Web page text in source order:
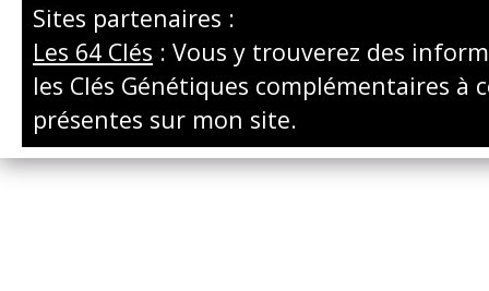
Sites partenaires :
Les 64 Clés : Vous y trouverez des
les Clés Génétiques complémentaires à
présentes sur mon site.